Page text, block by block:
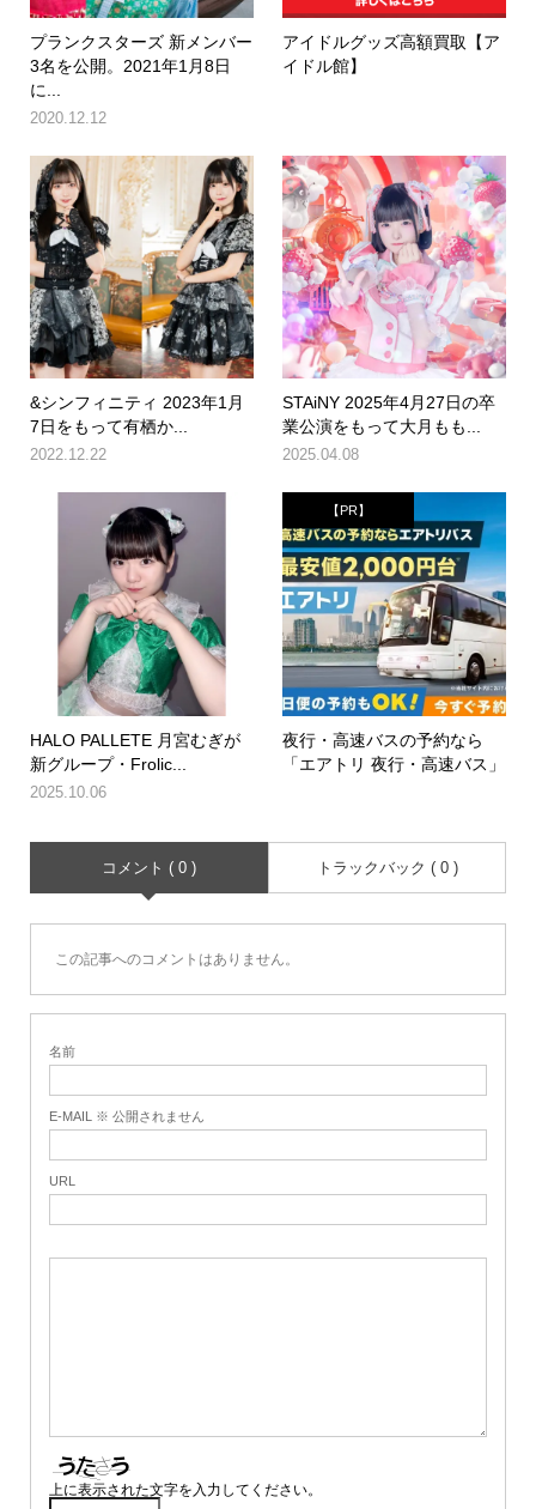
プランクスターズ 新メンバー
3名を公開。2021年1月8日
に...
2020.12.12
アイドルグッズ高額買取【ア
イドル館】
&シンフィニティ 2023年1月
7日をもって有栖か...
2022.12.22
STAiNY 2025年4月27日の卒
業公演をもって大月もも...
2025.04.08
HALO PALLETE 月宮むぎが
新グループ・Frolic...
2025.10.06
【PR】
夜行・高速バスの予約なら
「エアトリ 夜行・高速バス」
コメント ( 0 ) トラックバック ( 0 )
この記事へのコメントはありません。
名前
E-MAIL ※ 公開されません
URL
上に表示された文字を入力してください。